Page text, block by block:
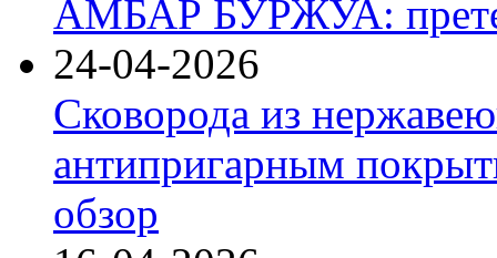
АМБАР БУРЖУА:
24-04-2026
Сковорода из
антипригарным
обзор